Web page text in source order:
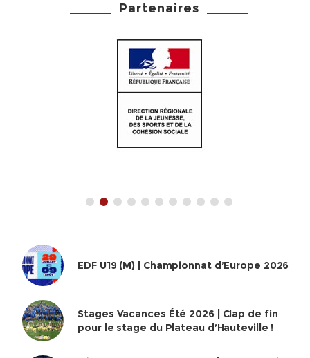
Partenaires
EDF U19 (M) | Championnat d’Europe 2026
Stages Vacances Été 2026 | Clap de fin
pour le stage du Plateau d’Hauteville !